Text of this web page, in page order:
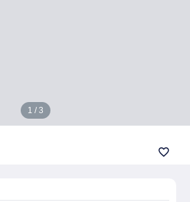
1 / 3
favorite_border